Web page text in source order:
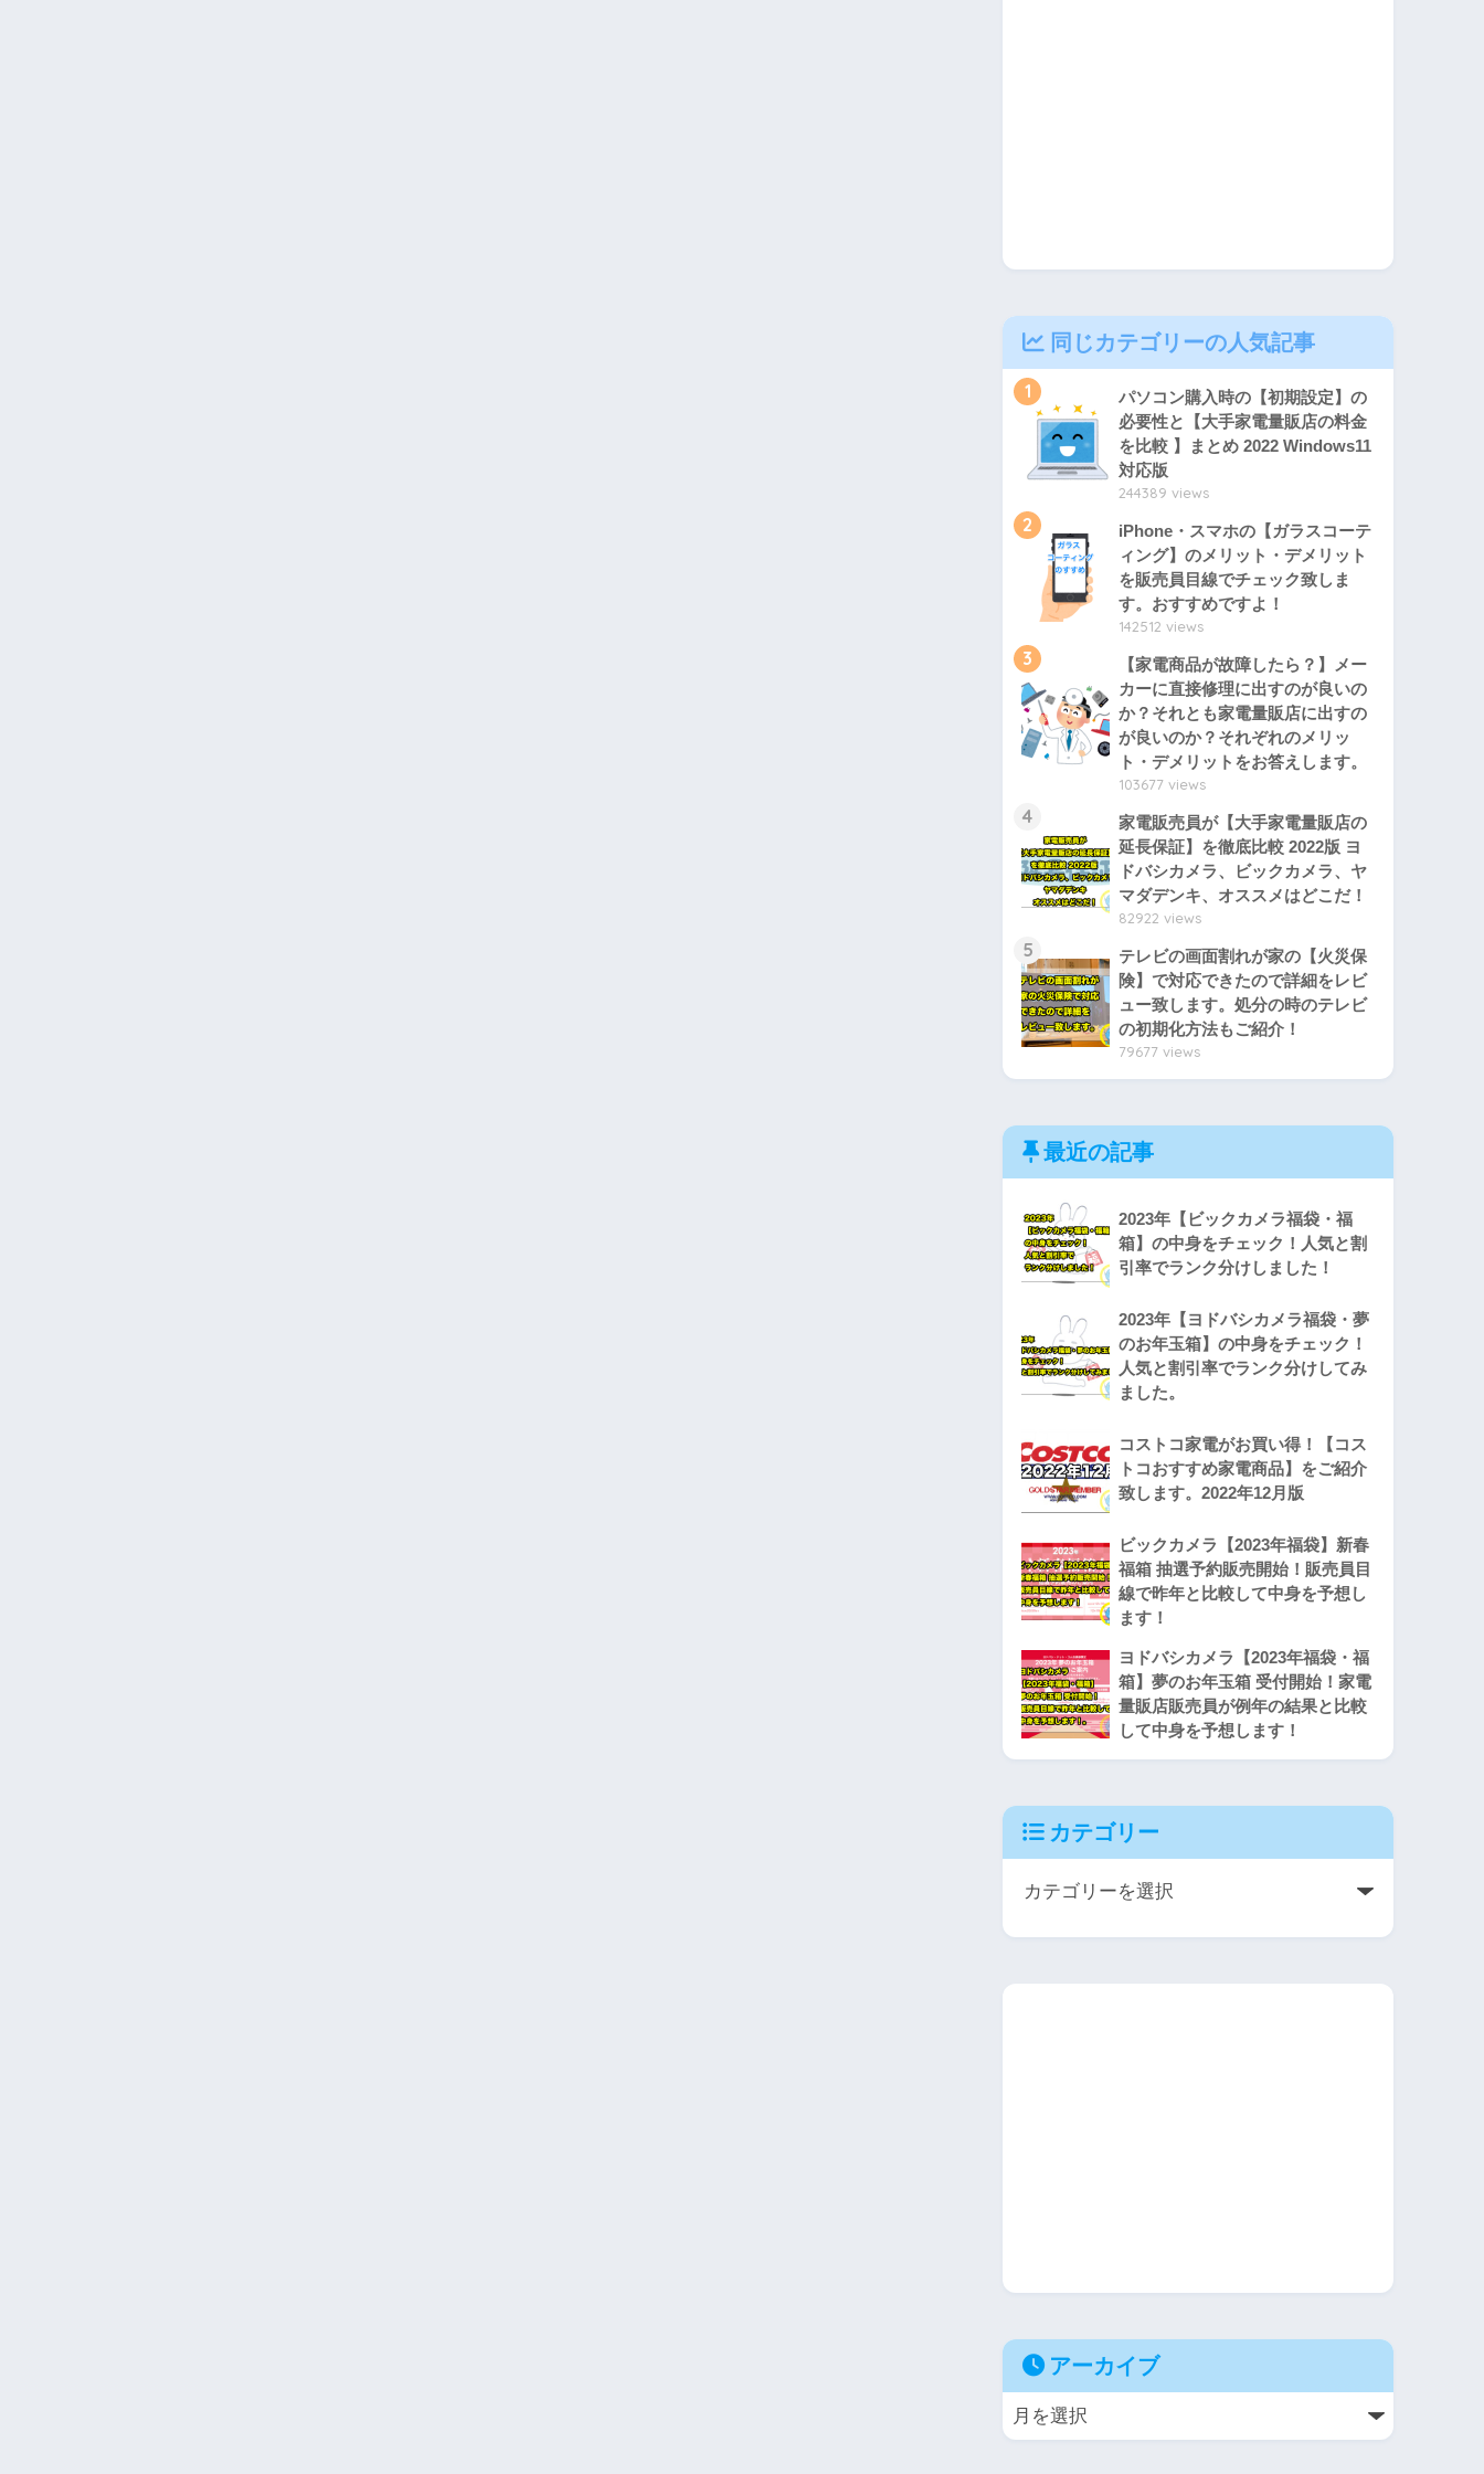
同じカテゴリーの人気記事
1
パソコン購入時の【初期設定】の
必要性と【大手家電量販店の料金
を比較 】まとめ 2022 Windows11
対応版
244389 views
2
iPhone・スマホの【ガラスコーテ
ィング】のメリット・デメリット
を販売員目線でチェック致しま
す。おすすめですよ！
142512 views
3
【家電商品が故障したら？】メー
カーに直接修理に出すのが良いの
か？それとも家電量販店に出すの
が良いのか？それぞれのメリッ
ト・デメリットをお答えします。
103677 views
4
家電販売員が【大手家電量販店の
延長保証】を徹底比較 2022版 ヨ
ドバシカメラ、ビックカメラ、ヤ
マダデンキ、オススメはどこだ！
82922 views
5
テレビの画面割れが家の【火災保
険】で対応できたので詳細をレビ
ュー致します。処分の時のテレビ
の初期化方法もご紹介！
79677 views
最近の記事
2023年【ビックカメラ福袋・福
箱】の中身をチェック！人気と割
引率でランク分けしました！
2023年【ヨドバシカメラ福袋・夢
のお年玉箱】の中身をチェック！
人気と割引率でランク分けしてみ
ました。
コストコ家電がお買い得！【コス
トコおすすめ家電商品】をご紹介
致します。2022年12月版
ビックカメラ【2023年福袋】新春
福箱 抽選予約販売開始！販売員目
線で昨年と比較して中身を予想し
ます！
ヨドバシカメラ【2023年福袋・福
箱】夢のお年玉箱 受付開始！家電
量販店販売員が例年の結果と比較
して中身を予想します！
カテゴリー
アーカイブ